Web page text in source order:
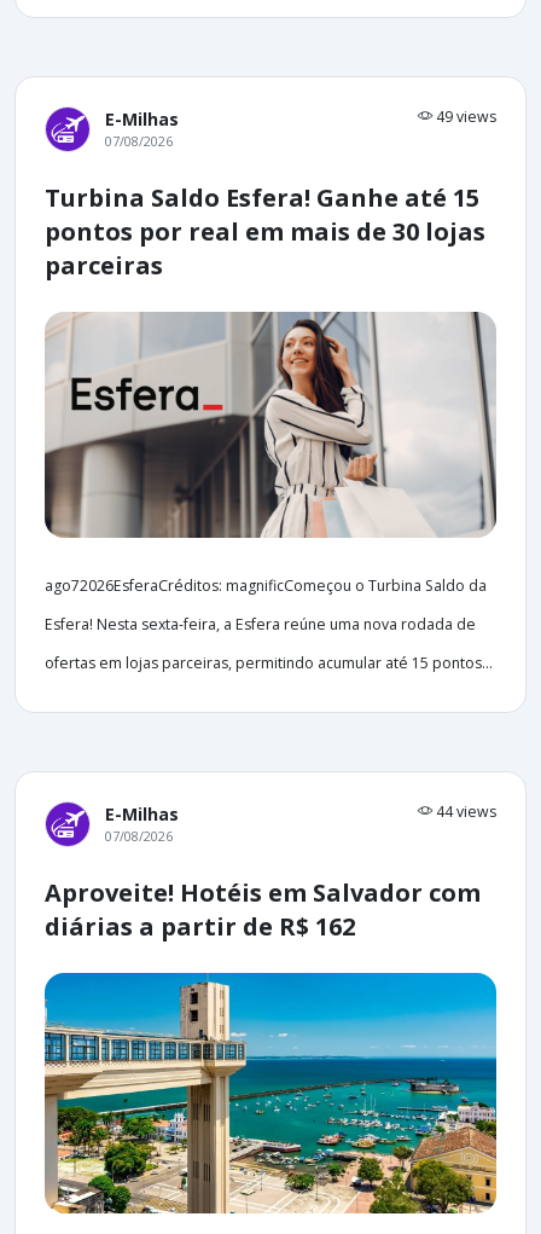
E-Milhas 49 views
07/08/2026
Turbina Saldo Esfera! Ganhe até 15
pontos por real em mais de 30 lojas
parceiras
ago72026EsferaCréditos: magnificComeçou o Turbina Saldo da
Esfera! Nesta sexta-feira, a Esfera reúne uma nova rodada de
ofertas em lojas parceiras, permitindo acumular até 15 pontos...
E-Milhas 44 views
07/08/2026
Aproveite! Hotéis em Salvador com
diárias a partir de R$ 162